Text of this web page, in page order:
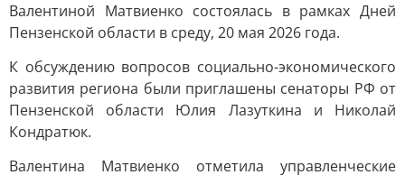
Валентиной Матвиенко состоялась в рамках Дней
Пензенской области в среду, 20 мая 2026 года.
К обсуждению вопросов социально-экономического
развития региона были приглашены сенаторы РФ от
Пензенской области Юлия Лазуткина и Николай
Кондратюк.
Валентина Матвиенко отметила управленческие